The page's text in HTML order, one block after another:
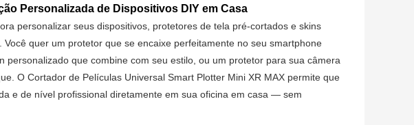
Personalizada de Dispositivos DIY em Casa
personalizar seus dispositivos, protetores de tela pré-cortados e skins
quer um protetor que se encaixe perfeitamente no seu smartphone
personalizado que combine com seu estilo, ou um protetor para sua câmera
O Cortador de Películas Universal Smart Plotter Mini XR MAX permite que
e de nível profissional diretamente em sua oficina em casa — sem